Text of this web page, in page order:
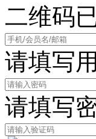
二维码
请填写
请填写